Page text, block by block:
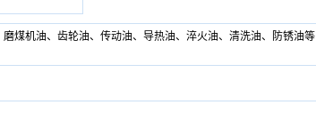
煤机油、齿轮油、传动油、导热油、淬火油、清洗油、防锈油等